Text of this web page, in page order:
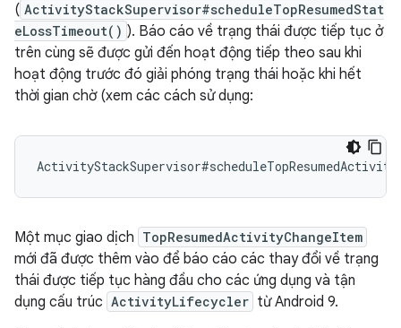
( ActivityStackSupervisor#scheduleTopResumedStat
eLossTimeout() ). Báo cáo về trạng thái được tiếp tục ở
trên cùng sẽ được gửi đến hoạt động tiếp theo sau khi
hoạt động trước đó giải phóng trạng thái hoặc khi hết
thời gian chờ (xem các cách sử dụng:
Một mục giao dịch TopResumedActivityChangeItem
mới đã được thêm vào để báo cáo các thay đổi về trạng
thái được tiếp tục hàng đầu cho các ứng dụng và tận
dụng cấu trúc ActivityLifecycler từ Android 9.